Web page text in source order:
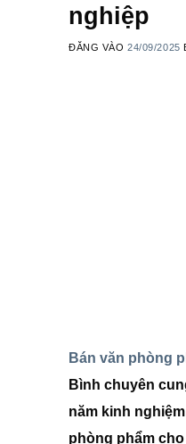
nghiệp
ĐĂNG VÀO24/09/2025
Bán văn phòng
Bình chuyên
năm kinh
phòng phẩm